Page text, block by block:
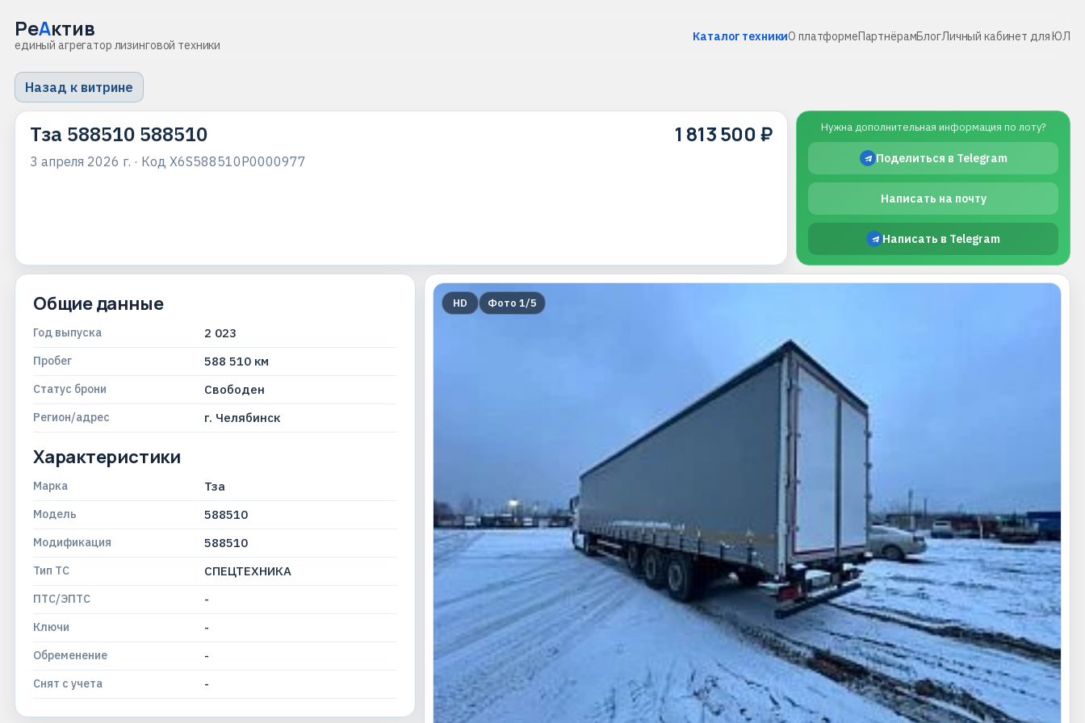
РеАктив
единый агрегатор лизинговой техники
Каталог техникиО платформеПартнёрамБлогЛичный кабинет для ЮЛ
Назад к витрине
Тза 588510 588510
3 апреля 2026 г. · Код X6S588510P0000977
1 813 500 ₽ Нужна дополнительная информация по лоту?
Поделиться в Telegram
Написать на почту
Написать в Telegram
Общие данные
Год выпуска 2 023
Пробег 588 510 км
Статус брони Свободен
Регион/адрес г. Челябинск
Характеристики
Марка Тза
Модель 588510
Модификация 588510
Тип ТС СПЕЦТЕХНИКА
ПТС/ЭПТС -
Ключи -
Обременение -
Снят с учета -
HD Фото1/5